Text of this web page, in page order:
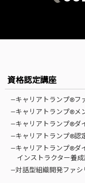
資格認定講座
—キャリアトランプ®フ
—キャリアトランプ®メ
—キャリアトランプ®ダ
—キャリアトランプ®認
—キャリアトランプ®ダ
インストラクター養
—対話型組織開発ファ